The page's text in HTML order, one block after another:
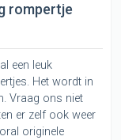
rompertje
een leuk
Het wordt in
Vraag ons niet
er zelf ook weer
originele